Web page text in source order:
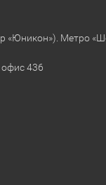
«Юникон»). Метро
офис 436